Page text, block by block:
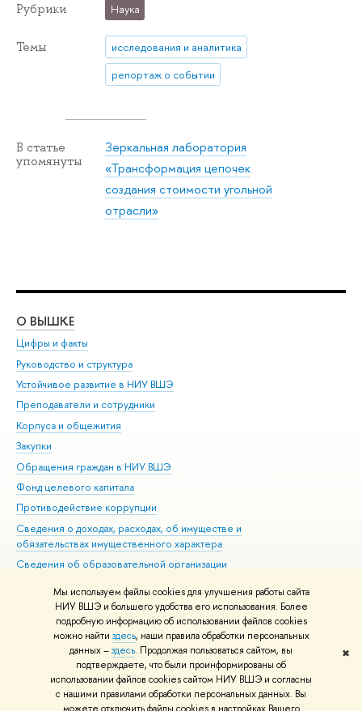
Мы используем файлы cookies для улучшения работы сайта
НИУ ВШЭ и большего удобства его использования. Более
подробную информацию об использовании файлов cookies
можно найти здесь, наши правила обработки персональных
данных –здесь. Продолжая пользоваться сайтом, вы
подтверждаете, что были проинформированы об
использовании файлов cookies сайтом НИУ ВШЭ и согласны
с нашими правилами обработки персональных данных. Вы
✖
Рубрики Наука
Темы
исследования и аналитика
репортаж о событии
В статье
упомянуты
Зеркальная лаборатория
«Трансформация цепочек
создания стоимости угольной
отрасли»
О ВЫШКЕ
Цифры и факты
Руководство и структура
Устойчивое развитие в НИУ ВШЭ
Преподаватели и сотрудники
Корпуса и общежития
Закупки
Обращения граждан в НИУ ВШЭ
Фонд целевого капитала
Противодействие коррупции
Сведения о доходах, расходах, об имуществе и
обязательствах имущественного характера
Сведения об образовательной организации
Людям с ограниченными возможностями здоровья
Единая платежная страница
Работа в Вышке
© НИУ ВШЭ 1993–2026 Адреса и контакты Условия использования
материалов Политика конфиденциальности Карта сайта